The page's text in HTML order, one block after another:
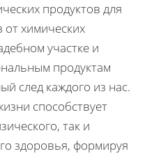
продуктов для
от химических
участке и
продуктам
след каждого из нас.
способствует
так и
здоровья, формируя